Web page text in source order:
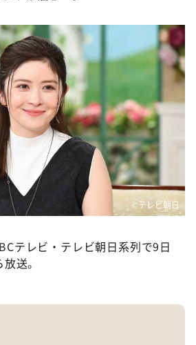
©テレビ朝日
テレビ・テレビ朝日系列で9日
送。